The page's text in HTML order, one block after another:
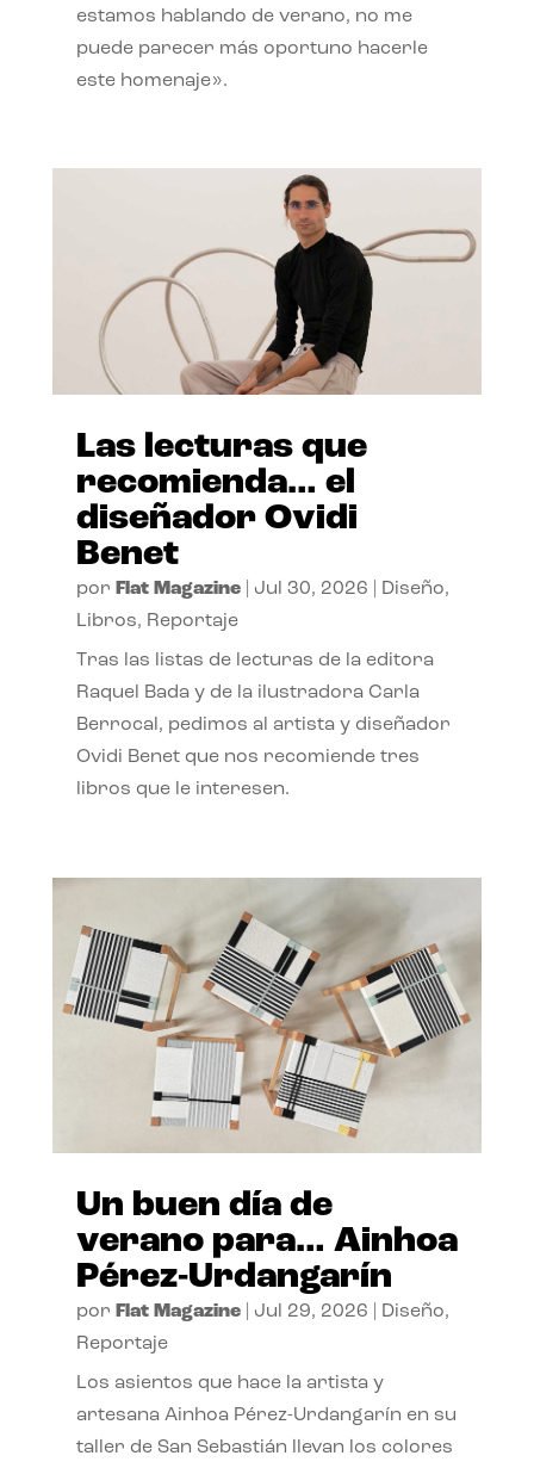
estamos hablando de verano, no me
puede parecer más oportuno hacerle
este homenaje».
Las lecturas que
recomienda… el
diseñador Ovidi
Benet
por Flat Magazine| Jul 30, 2026 Diseño,
Libros, Reportaje
Tras las listas de lecturas de la editora
Raquel Bada y de la ilustradora Carla
Berrocal, pedimos al artista y diseñador
Ovidi Benet que nos recomiende tres
libros que le interesen.
Un buen día de
verano para… Ainhoa
Pérez-Urdangarín
por Flat Magazine| Jul 29, 2026 Diseño,
Reportaje
Los asientos que hace la artista y
artesana Ainhoa Pérez-Urdangarín en su
taller de San Sebastián llevan los colores